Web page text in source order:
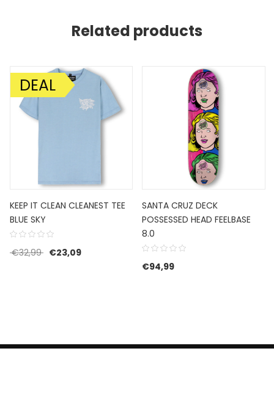
Related products
€39,99.
€27,99.
AANBIEDING!
DEAL
KEEP IT CLEAN CLEANEST TEE
BLUE SKY
€32,99 Oorspronkelijke prijs was: €32,99.
€23,09Huidige prijs is: €23,09.
SANTA CRUZ DECK
POSSESSED HEAD FEELBASE
8.0
€94,99